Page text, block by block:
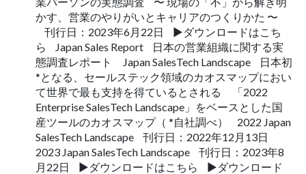
かす、営業のやりがいとキャリアのつくりかた 〜
刊行日：2023年6月22日 ▶ダウンロードはこち
ら Japan Sales Report 日本の営業組織に関する実
態調査レポート Japan SalesTech Landscape 日本初
*となる、セールステック領域のカオスマップにおい
て世界で最も支持を得ているとされる 「2022
Enterprise SalesTech Landscape」をベースとした国
産ツールのカオスマップ（ *自社調べ） 2022 Japan
SalesTech Landscape 刊行日：2022年12月13日
2023 Japan SalesTech Landscape 刊行日：2023年8
月22日 ▶ダウンロードはこちら ▶ダウンロード